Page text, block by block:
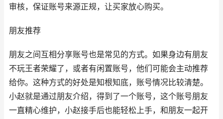
审核，保证账号来源正规，让买家放心购买。
朋友推荐
朋友之间互相分享账号也是常见的方式。如果身边有朋友
不玩王者荣耀了，或者有闲置账号，他们可能会主动推荐
给你。这种方式的好处是知根知底，账号情况比较清楚。
小赵就是通过朋友介绍，得到了一个账号，这个账号朋友
一直精心维护，小赵接手后也能轻松上手，和朋友一起开